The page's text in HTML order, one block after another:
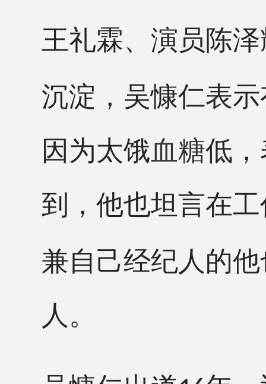
王礼霖、演员陈
沉淀，吴慷仁表
因为太饿血糖低
到，他也坦言在
兼自己经纪人的
人。